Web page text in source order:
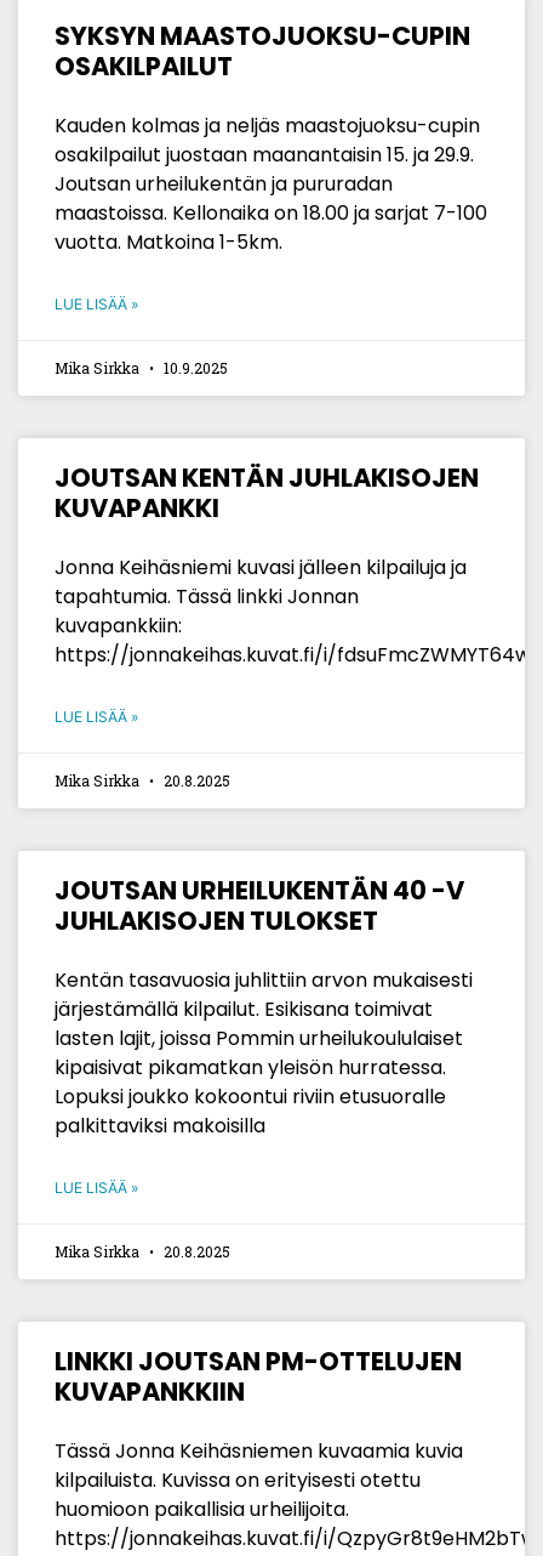
SYKSYN MAASTOJUOKSU-CUPIN
OSAKILPAILUT
Kauden kolmas ja neljäs maastojuoksu-cupin
osakilpailut juostaan maanantaisin 15. ja 29.9.
Joutsan urheilukentän ja pururadan
maastoissa. Kellonaika on 18.00 ja sarjat 7-100
vuotta. Matkoina 1-5km.
LUE LISÄÄ »
Mika Sirkka 10.9.2025
JOUTSAN KENTÄN JUHLAKISOJEN
KUVAPANKKI
Jonna Keihäsniemi kuvasi jälleen kilpailuja ja
tapahtumia. Tässä linkki Jonnan
kuvapankkiin:
https://jonnakeihas.kuvat.fi/i/
LUE LISÄÄ »
Mika Sirkka 20.8.2025
JOUTSAN URHEILUKENTÄN 40 -V
JUHLAKISOJEN TULOKSET
Kentän tasavuosia juhlittiin arvon mukaisesti
järjestämällä kilpailut. Esikisana toimivat
lasten lajit, joissa Pommin urheilukoululaiset
kipaisivat pikamatkan yleisön hurratessa.
Lopuksi joukko kokoontui riviin etusuoralle
palkittaviksi makoisilla
LUE LISÄÄ »
Mika Sirkka 20.8.2025
LINKKI JOUTSAN PM-OTTELUJEN
KUVAPANKKIIN
Tässä Jonna Keihäsniemen kuvaamia kuvia
kilpailuista. Kuvissa on erityisesti otettu
huomioon paikallisia urheilijoita.
https://jonnakeihas.kuvat.fi/i/